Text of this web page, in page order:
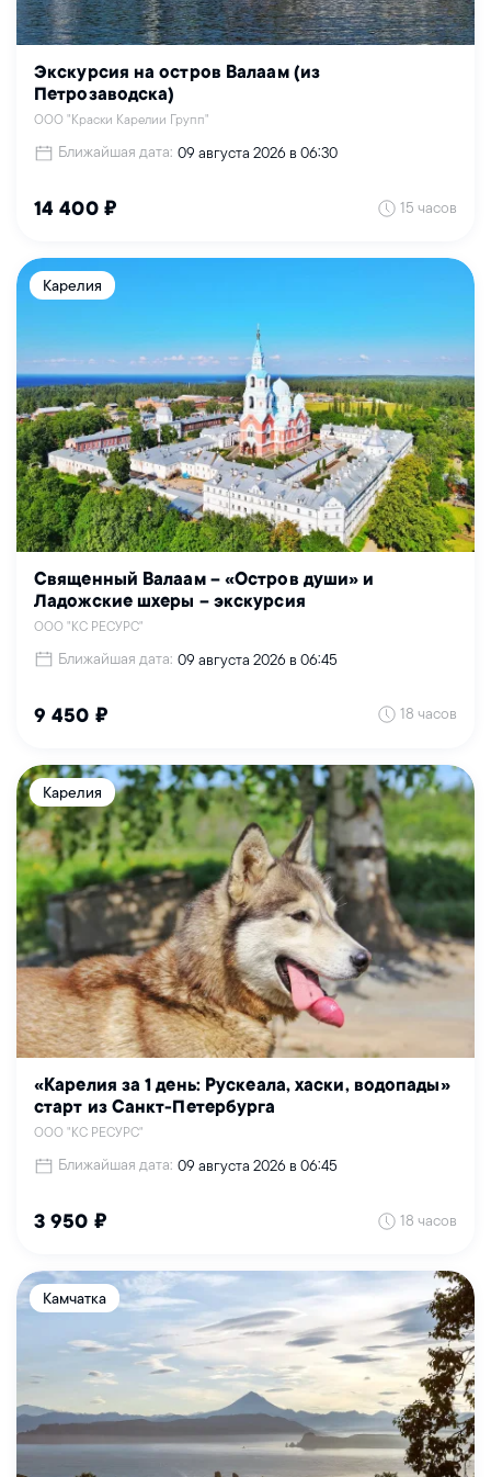
Экскурсия на остров Валаам (из
Петрозаводска)
ООО "Краски Карелии Групп"
Ближайшая дата: 09 августа 2026 в 06:30
14 400 ₽ 15 часов
Карелия
Священный Валаам – «Остров души» и
Ладожские шхеры – экскурсия
ООО "КС РЕСУРС"
Ближайшая дата: 09 августа 2026 в 06:45
9 450 ₽ 18 часов
Карелия
«Карелия за 1 день: Рускеала, хаски, водопады»
старт из Санкт-Петербурга
ООО "КС РЕСУРС"
Ближайшая дата: 09 августа 2026 в 06:45
3 950 ₽ 18 часов
Камчатка